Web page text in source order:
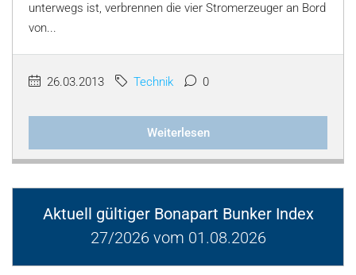
unterwegs ist, verbrennen die vier Stromerzeuger an Bord
von...
26.03.2013 Technik 0
Weiterlesen
Aktuell gültiger Bonapart Bunker Index
27/2026 vom 01.08.2026